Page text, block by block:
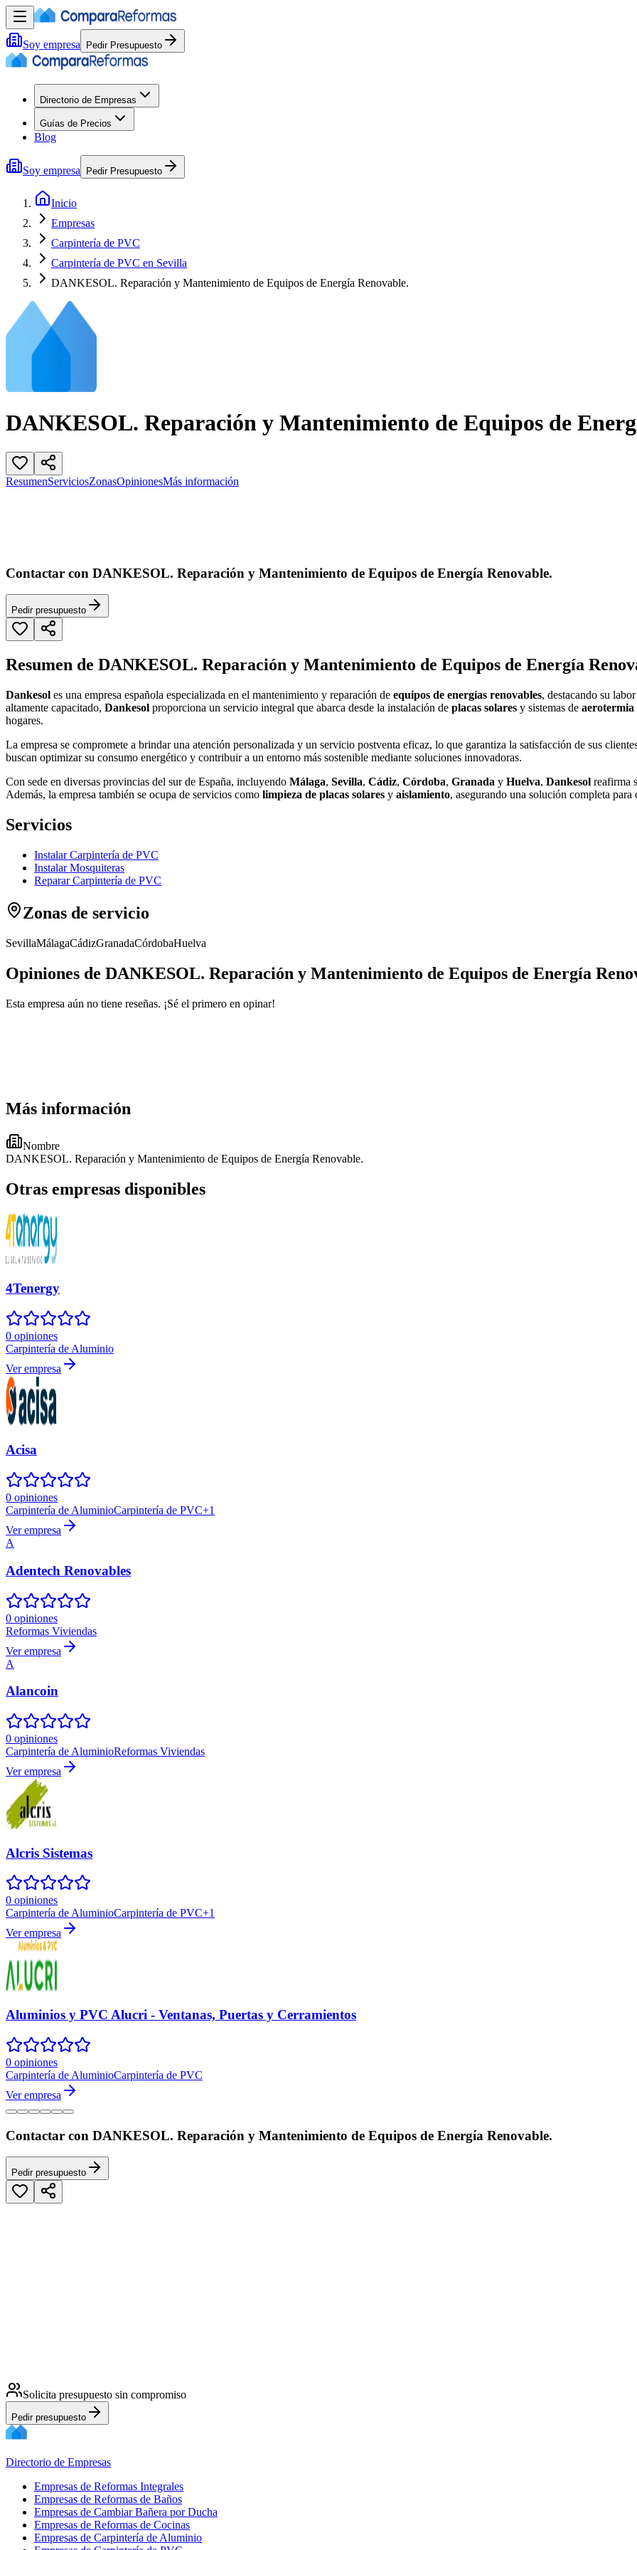
Soy empresa Pedir Presupuesto
Directorio de Empresas
Guías de Precios
Blog
Soy empresa Pedir Presupuesto
Inicio
Empresas
Carpintería de PVC
Carpintería de PVC en Sevilla
DANKESOL. Reparación y Mantenimiento de Equipos de Energía Renovable.
DANKESOL. Reparación y Mantenimiento de Equipos de
ResumenServiciosZonasOpinionesMás información
Contactar con DANKESOL. Reparación y Mantenimiento de Equipos de Energía Renovable.
Pedir presupuesto
Resumen de DANKESOL. Reparación y Mantenimiento de Equipos de Energía
Dankesol es una empresa española especializada en el mantenimiento y reparación de equipos de energías renovables, destacando su
altamente capacitado, Dankesol proporciona un servicio integral que abarca desde la instalación de placas solares y sistemas de aerotermia
hogares.
La empresa se compromete a brindar una atención personalizada y un servicio postventa eficaz, lo que garantiza la satisfacción de sus
buscan optimizar su consumo energético y contribuir a un entorno más sostenible mediante soluciones innovadoras.
Con sede en diversas provincias del sur de España, incluyendo Málaga, Sevilla, Cádiz, Córdoba, Granada y Huelva, Dankesol reafirma
Además, la empresa también se ocupa de servicios como limpieza de placas solares y aislamiento, asegurando una solución completa
Servicios
Instalar Carpintería de PVC
Instalar Mosquiteras
Reparar Carpintería de PVC
Zonas de servicio
SevillaMálagaCádizGranadaCórdobaHuelva
Opiniones de DANKESOL. Reparación y Mantenimiento de Equipos de Energía
Esta empresa aún no tiene reseñas. ¡Sé el primero en opinar!
Más información
Nombre
DANKESOL. Reparación y Mantenimiento de Equipos de Energía Renovable.
Otras empresas disponibles
4Tenergy
0 opiniones
Carpintería de Aluminio
Ver empresa
Acisa
0 opiniones
Carpintería de AluminioCarpintería de PVC+1
Ver empresa
A
Adentech Renovables
0 opiniones
Reformas Viviendas
Ver empresa
A
Alancoin
0 opiniones
Carpintería de AluminioReformas Viviendas
Ver empresa
Alcris Sistemas
0 opiniones
Carpintería de AluminioCarpintería de PVC+1
Ver empresa
Aluminios y PVC Alucri - Ventanas, Puertas y Cerramientos
0 opiniones
Carpintería de AluminioCarpintería de PVC
Ver empresa
Contactar con DANKESOL. Reparación y Mantenimiento de Equipos de Energía Renovable.
Pedir presupuesto
Solicita presupuesto sin compromiso
Pedir presupuesto
Directorio de Empresas
Empresas de Reformas Integrales
Empresas de Reformas de Baños
Empresas de Cambiar Bañera por Ducha
Empresas de Reformas de Cocinas
Empresas de Carpintería de Aluminio